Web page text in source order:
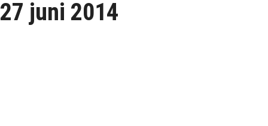
27 juni 2014